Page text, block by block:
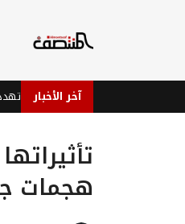
آخر الأخبار
في البحر الاحمر تهدد الثروة
هجمات